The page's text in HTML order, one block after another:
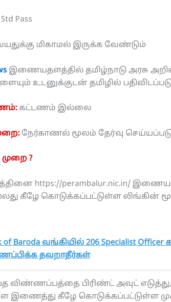
Pass
மிகாமல் இருக்க வேண்டும்
இணையதளத்தில் தமிழ்நாடு அரசு
உடனுக்குடன் தமிழில்
கட்டணம் இல்லை
நேர்காணல் மூலம் தேர்வு
?
https://perambalur.nic.in/
கீழே கொடுக்கப்பட்டுள்ள லிங்கின்
of Baroda வங்கியில் 206 Specialist
தவறாதீர்கள்
விண்ணப்பத்தை பிரிண்ட் அவுட்
இணைத்து கீழே கொடுக்கப்பட்டுள்ள